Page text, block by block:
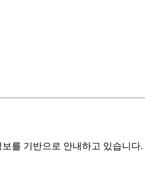
를 기반으로 안내하고 있습니다.